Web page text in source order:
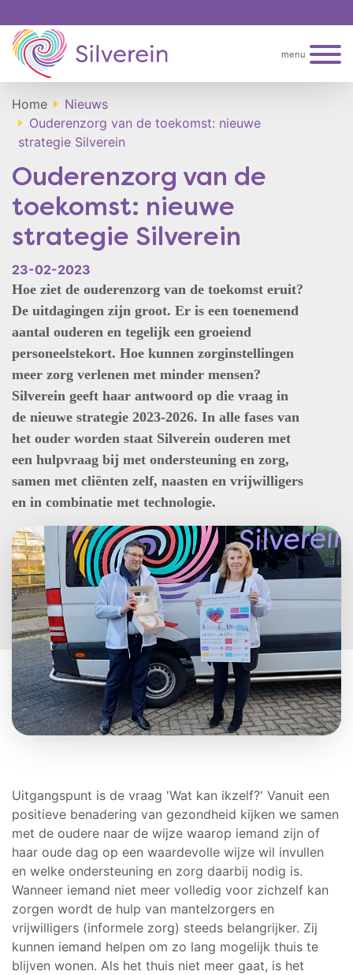
menu
Home
Nieuws
Ouderenzorg van de toekomst: nieuwe
strategie Silverein
Ouderenzorg van de
toekomst: nieuwe
strategie Silverein
23-02-2023
Hoe ziet de ouderenzorg van de toekomst eruit?
De uitdagingen zijn groot. Er is een toenemend
aantal ouderen en tegelijk een groeiend
personeelstekort. Hoe kunnen zorginstellingen
meer zorg verlenen met minder mensen?
Silverein geeft haar antwoord op die vraag in
de nieuwe strategie 2023-2026. In alle fases van
het ouder worden staat Silverein ouderen met
een hulpvraag bij met ondersteuning en zorg,
samen met cliënten zelf, naasten en vrijwilligers
en in combinatie met technologie.
Uitgangspunt is de vraag 'Wat kan ikzelf?' Vanuit een
positieve benadering van gezondheid kijken we samen
met de oudere naar de wijze waarop iemand zijn of
haar oude dag op een waardevolle wijze wil invullen
en welke ondersteuning en zorg daarbij nodig is.
Wanneer iemand niet meer volledig voor zichzelf kan
zorgen wordt de hulp van mantelzorgers en
vrijwilligers (informele zorg) steeds belangrijker. Zij
kunnen iemand helpen om zo lang mogelijk thuis te
blijven wonen. Als het thuis niet meer gaat, is het